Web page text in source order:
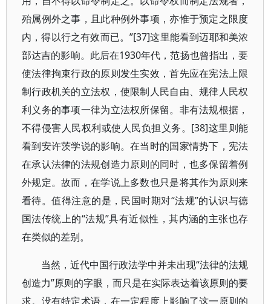
殆属例外之事，且此种例外事项，亦惟于预定之限度
内，得以行之有效而已。”[37]这里能看到迈耶和美浓
部达吉的影响。此后在1930年代，范扬也曾指出，要
使法律拘束行政的原则发生实效，首先应在宪法上限
制行政机关的立法权，使限制人民自由、规律人民权
利义务的事项一律为立法权所保留。非有法规根据，
不得侵害人民权利或使人民负担义务。[38]这里则能
看到安许茨学说的影响。在当时的国家情势下，宪法
在承认法律的法规创造力原则的同时，也多保留着例
外规定。故而，在学说上多数也只是将其作为原则来
看待。值得注意的是，民国时期对“法规”的认识与德
国法传统上的“法规”具有近似性，其内涵的主张也存
在类似的差别。
当然，近代中国行政法学中并未出现“法律的法规
创造力”原则的字眼，而只是在实际表达着该原则的要
求。没有特定术语，在一定程度上影响了这一原则的